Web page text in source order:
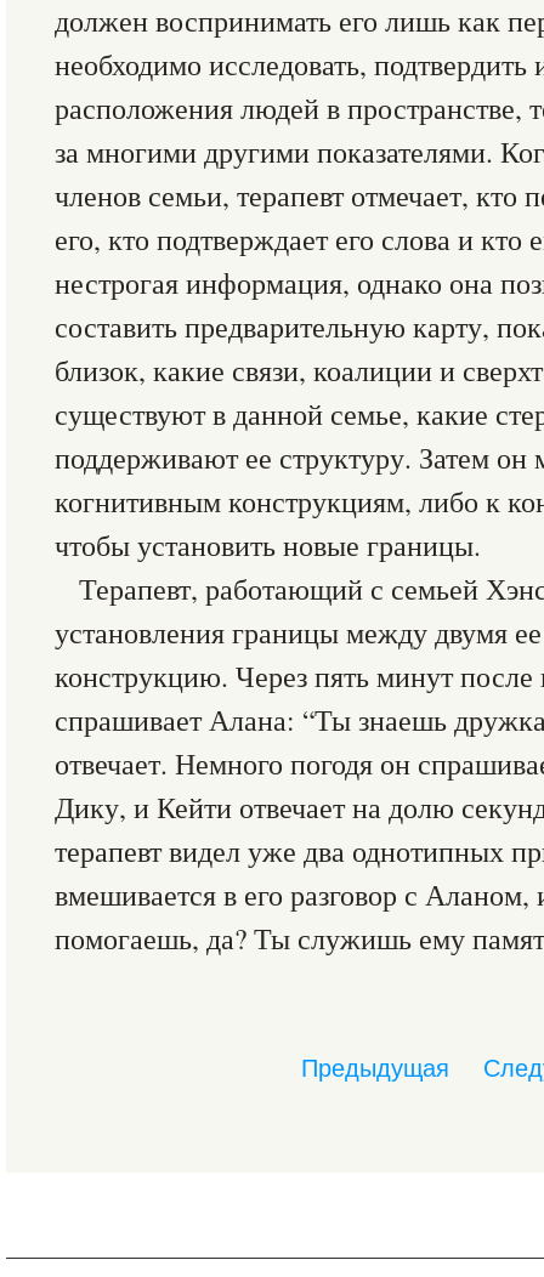
должен воспринимать его лишь как
необходимо исследовать,
расположения людей в пространстве,
за многими другими показателями.
членов семьи, терапевт отмечает, кто
его, кто подтверждает его слова и
нестрогая информация, однако она
составить предварительную карту,
близок, какие связи, коалиции и
существуют в данной семье, какие
поддерживают ее структуру. Затем он
когнитивным конструкциям, либо к
чтобы установить новые границы.
Терапевт, работающий с семьей
установления границы между двумя
конструкцию. Через пять минут после
спрашивает Алана: “Ты знаешь
отвечает. Немного погодя он
Дику, и Кейти отвечает на долю
терапевт видел уже два однотипных
вмешивается в его разговор с
помогаешь, да? Ты служишь ему
Предыдущая